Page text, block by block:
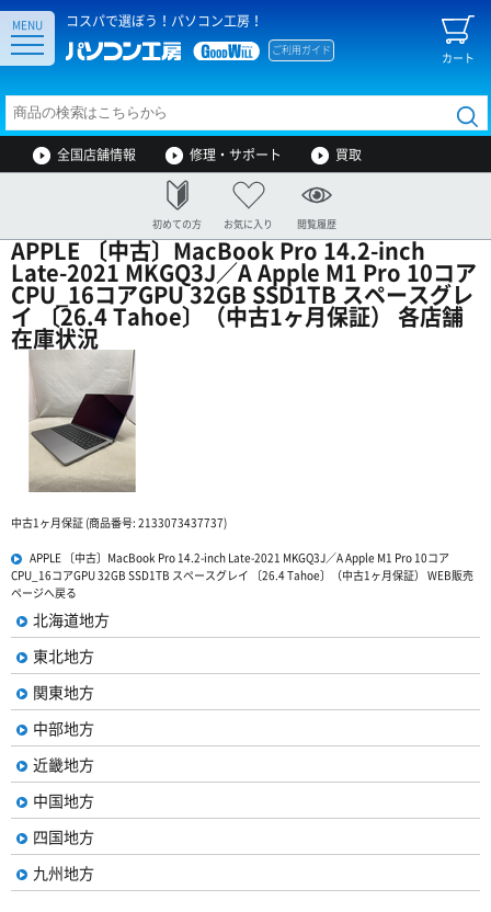
コスパで選ぼう！パソコン工房！
カート
ご利用ガイド
MENU
全国店舗情報 修理・サポート 買取
初めての方 お気に入り 閲覧履歴
APPLE 〔中古〕MacBook Pro 14.2-inch
Late-2021 MKGQ3J／A Apple M1 Pro 10コア
CPU_16コアGPU 32GB SSD1TB スペースグレ
イ 〔26.4 Tahoe〕（中古1ヶ月保証） 各店舗
在庫状況
中古1ヶ月保証 (商品番号: 2133073437737)
APPLE 〔中古〕MacBook Pro 14.2-inch Late-2021 MKGQ3J／A Apple M1 Pro 10コア
CPU_16コアGPU 32GB SSD1TB スペースグレイ 〔26.4 Tahoe〕（中古1ヶ月保証） WEB販売
ページへ戻る
北海道地方
東北地方
関東地方
中部地方
近畿地方
中国地方
四国地方
九州地方